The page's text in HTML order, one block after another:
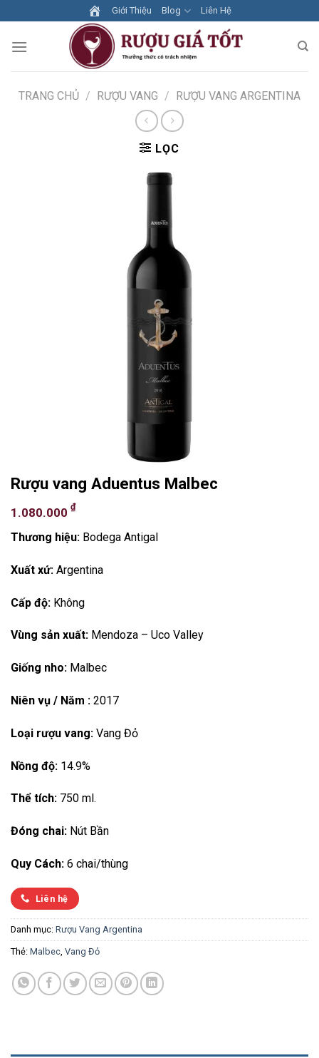
to
content
Giới Thiệu Blog Liên Hệ
TRANG CHỦ / RƯỢU VANG / RƯỢU VANG ARGENTINA
LỌC
Rượu vang Aduentus Malbec
1.080.000 ₫
Thương hiệu: Bodega Antigal
Xuất xứ: Argentina
Cấp độ: Không
Vùng sản xuất: Mendoza – Uco Valley
Giống nho: Malbec
Niên vụ / Năm : 2017
Loại rượu vang: Vang Đỏ
Nồng độ: 14.9%
Thể tích: 750 ml.
Đóng chai: Nút Bần
Quy Cách: 6 chai/thùng
Liên hệ
Danh mục: Rượu Vang Argentina
Thẻ: Malbec, Vang Đỏ